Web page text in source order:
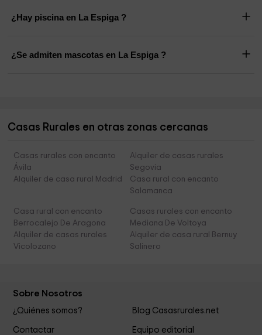
¿Hay piscina en La Espiga ?
¿Se admiten mascotas en La Espiga ?
Casas Rurales en otras zonas cercanas
Casas rurales con encanto
Ávila
Alquiler de casas rurales
Segovia
Alquiler de casa rural Madrid
Casa rural con encanto
Salamanca
Casa rural con encanto
Berrocalejo De Aragona
Casas rurales con encanto
Mediana De Voltoya
Alquiler de casas rurales
Vicolozano
Alquiler de casa rural Bernuy
Salinero
Sobre Nosotros
¿Quiénes somos? Blog Casasrurales.net
Contactar
Equipo editorial